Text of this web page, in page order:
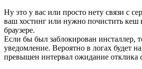
Ну это у вас или просто нету связи с
ваш хостинг или нужно почистить кеш
браузере.
Если бы был заблокирован инсталлер,
уведомление. Вероятно в логах будет
превышен интервал ожидание отклика